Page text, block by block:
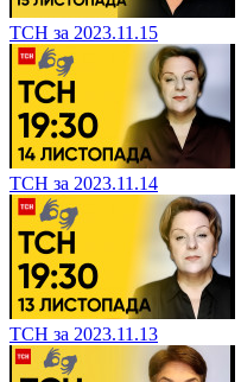
ТСН за 2023.11.15
ТСН за 2023.11.14
ТСН за 2023.11.13